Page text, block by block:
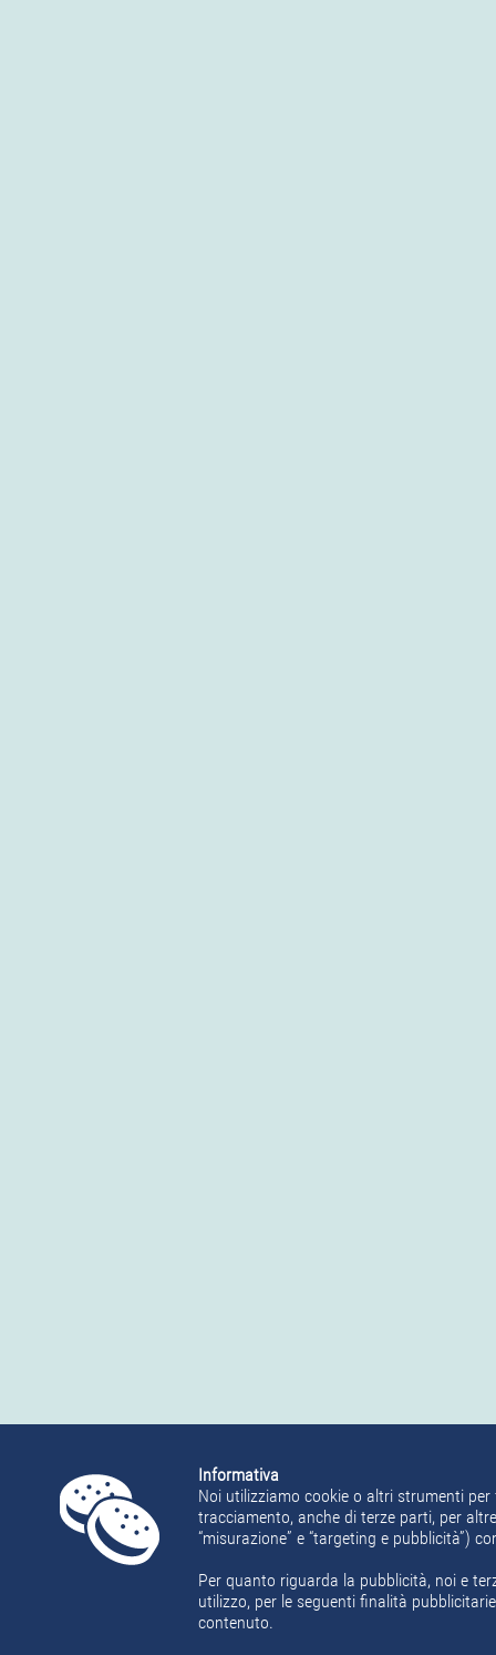
Informativa
Noi utilizziamo cookie o altri strumenti
tracciamento, anche di terze parti, per
“misurazione” e “targeting e pubblicità”)
Per quanto riguarda la pubblicità, noi e
utilizzo, per le seguenti finalità
contenuto.